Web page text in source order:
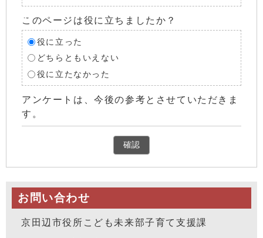
このページは役に立ちましたか？
役に立った
どちらともいえない
役に立たなかった
アンケートは、今後の参考とさせていただきま
す。
確認
お問い合わせ
京田辺市役所こども未来部子育て支援課